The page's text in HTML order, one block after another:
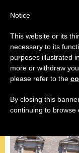
ANGELUS ,PAPI
Notice
This website or its
necessary to its
purposes illustrated
more or withdraw
please refer to the
By closing this
continuing to browse